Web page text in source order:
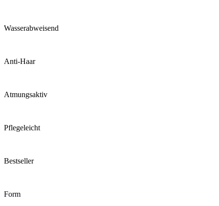
Wasser­abweisend
Anti-Haar
Atmungs­aktiv
Pflege­leicht
Bestseller
Form